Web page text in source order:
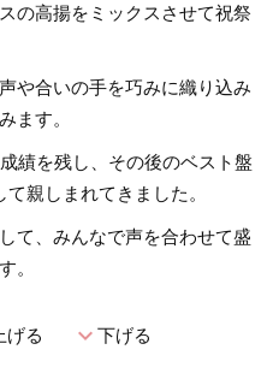
の高揚をミックスさせて祝祭
や合いの手を巧みに織り込み
ます。
績を残し、その後のベスト盤
親しまれてきました。
て、みんなで声を合わせて盛
。
げる expand_more下げる